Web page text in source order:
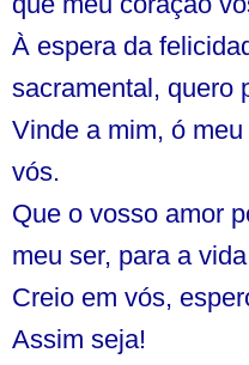
À espera da
sacramental, quero
Vinde a mim, ó
vós.
Que o vosso amor
meu ser, para a
Creio em vós,
Assim seja!